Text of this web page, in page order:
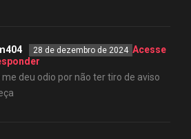
28 de dezembro de 2024 Acesse
me deu odio por não ter tiro de aviso